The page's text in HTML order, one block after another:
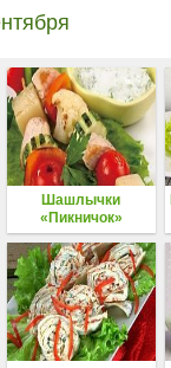
Шашлычки
«Пикничок»